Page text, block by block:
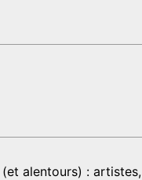
(et alentours) : artistes,